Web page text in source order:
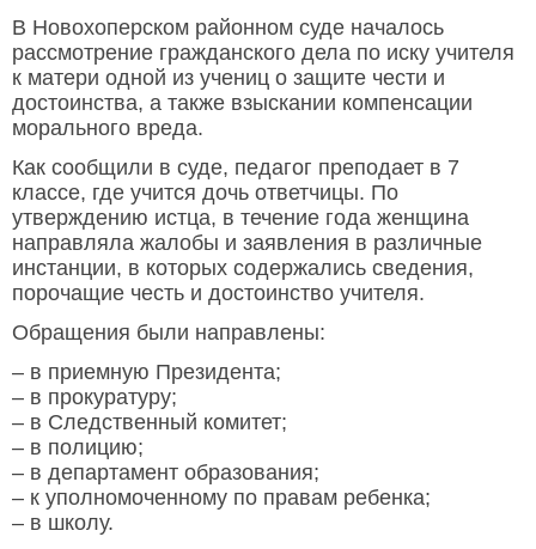
В Новохоперском районном суде началось
рассмотрение гражданского дела по иску учителя
к матери одной из учениц о защите чести и
достоинства, а также взыскании компенсации
морального вреда.
Как сообщили в суде, педагог преподает в 7
классе, где учится дочь ответчицы. По
утверждению истца, в течение года женщина
направляла жалобы и заявления в различные
инстанции, в которых содержались сведения,
порочащие честь и достоинство учителя.
Обращения были направлены:
– в приемную Президента;
– в прокуратуру;
– в Следственный комитет;
– в полицию;
– в департамент образования;
– к уполномоченному по правам ребенка;
– в школу.